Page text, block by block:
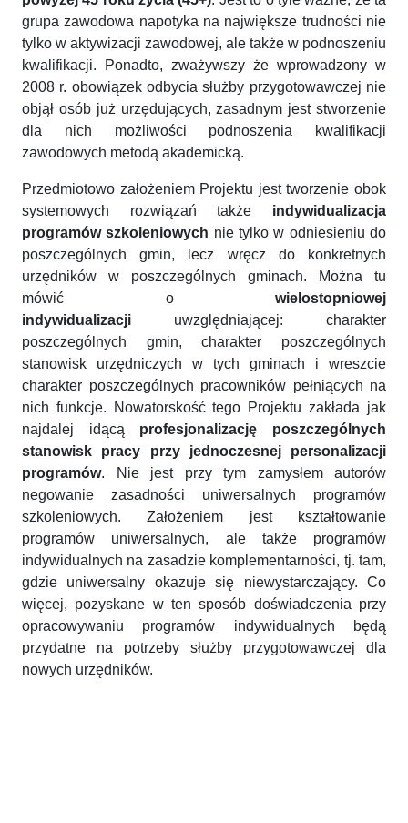
grupa zawodowa napotyka na największe trudności nie
tylko w aktywizacji zawodowej, ale także w podnoszeniu
kwalifikacji. Ponadto, zważywszy że wprowadzony w
2008 r. obowiązek odbycia służby przygotowawczej nie
objął osób już urzędujących, zasadnym jest stworzenie
dla nich możliwości podnoszenia kwalifikacji
zawodowych metodą akademicką.
Przedmiotowo założeniem Projektu jest tworzenie obok
systemowych rozwiązań także indywidualizacja
programów szkoleniowych nie tylko w odniesieniu do
poszczególnych gmin, lecz wręcz do konkretnych
urzędników w poszczególnych gminach. Można tu
mówić o wielostopniowej
indywidualizacji uwzględniającej: charakter
poszczególnych gmin, charakter poszczególnych
stanowisk urzędniczych w tych gminach i wreszcie
charakter poszczególnych pracowników pełniących na
nich funkcje. Nowatorskość tego Projektu zakłada jak
najdalej idącą profesjonalizację poszczególnych
stanowisk pracy przy jednoczesnej personalizacji
programów. Nie jest przy tym zamysłem autorów
negowanie zasadności uniwersalnych programów
szkoleniowych. Założeniem jest kształtowanie
programów uniwersalnych, ale także programów
indywidualnych na zasadzie komplementarności, tj. tam,
gdzie uniwersalny okazuje się niewystarczający. Co
więcej, pozyskane w ten sposób doświadczenia przy
opracowywaniu programów indywidualnych będą
przydatne na potrzeby służby przygotowawczej dla
nowych urzędników.